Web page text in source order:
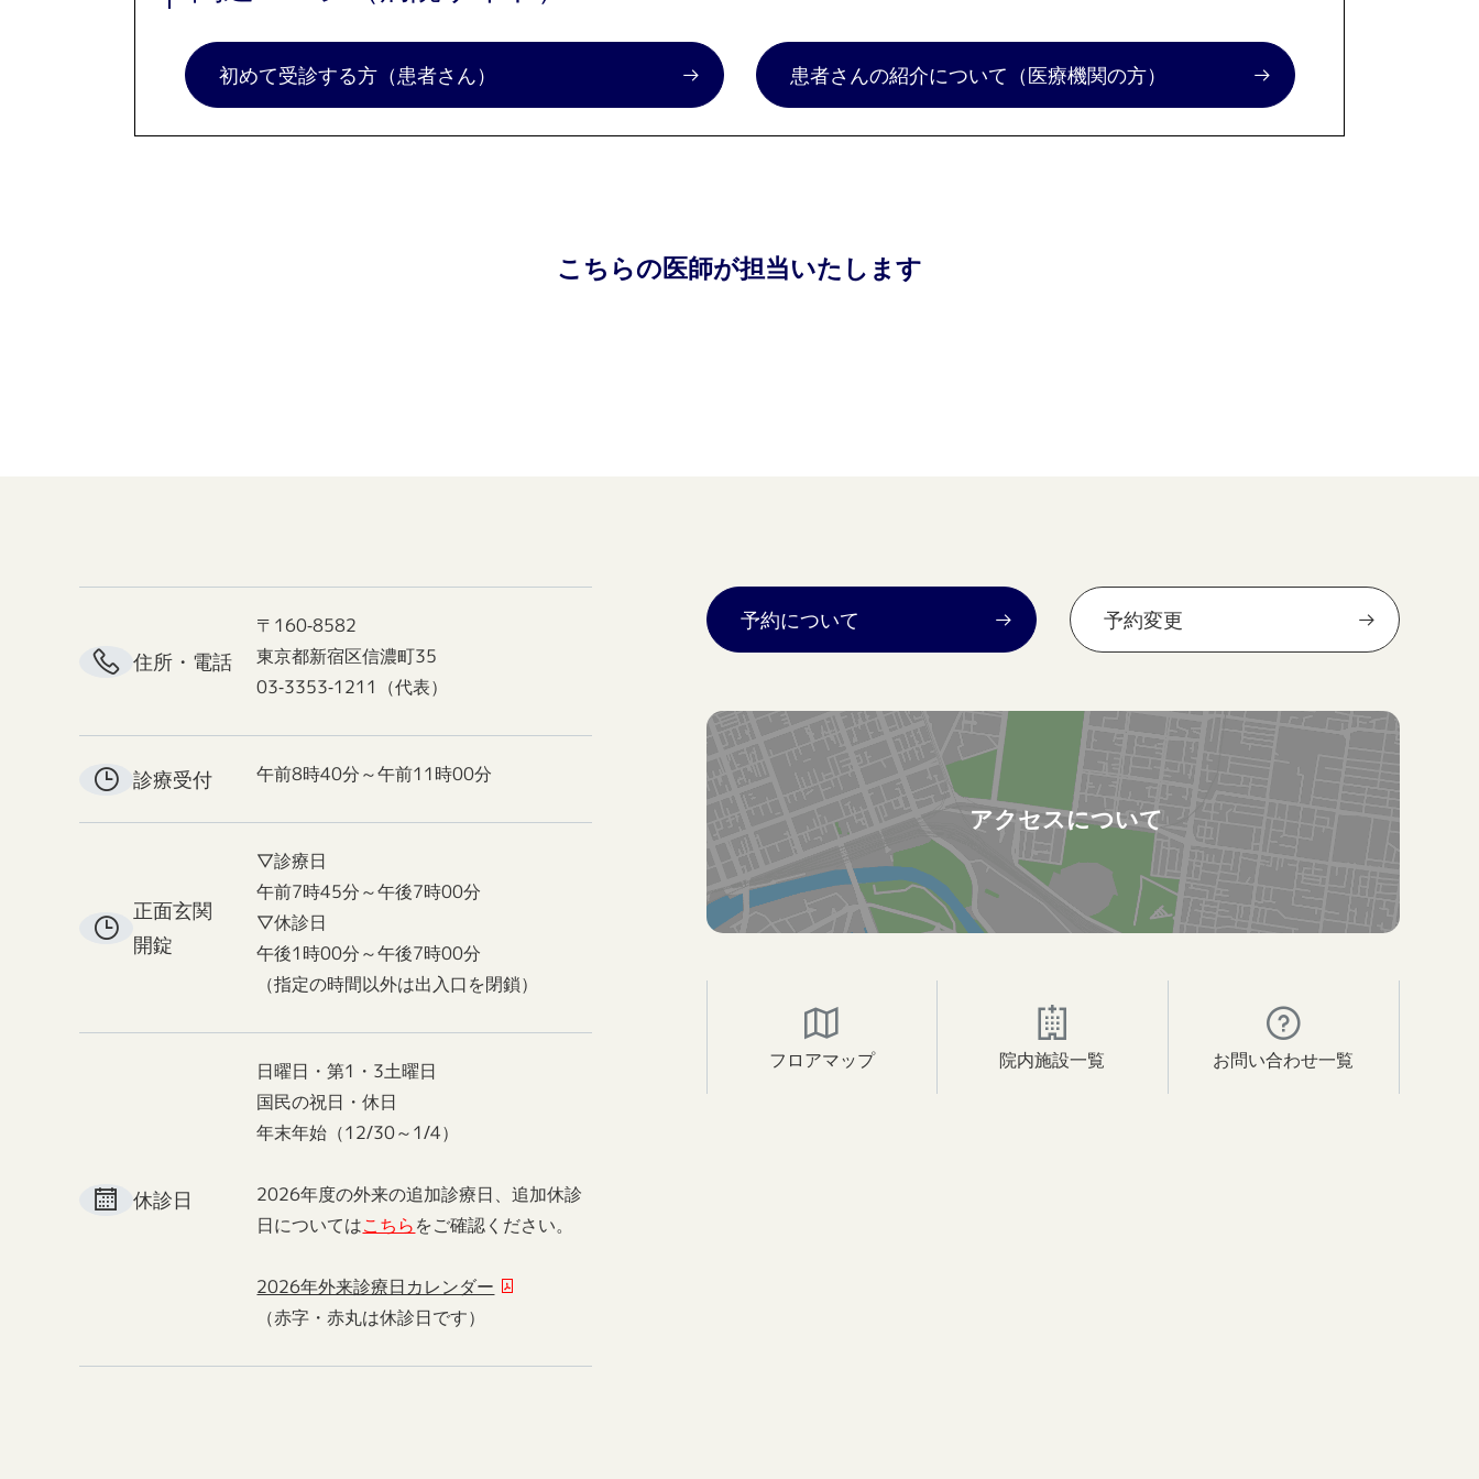
初めて受診する方（患者さん） 患者さんの紹介について （医療機関の方）
こちらの医師が担当いたします
住所・電話
〒160-8582
東京都新宿区信濃町35
03-3353-1211（代表）
診療受付 午前8時40分～午前11時00分
正面玄関
開錠
▽診療日
午前7時45分～午後7時00分
▽休診日
午後1時00分～午後7時00分
（指定の時間以外は出入口を閉鎖）
休診日
日曜日・第1・3土曜日
国民の祝日・休日
年末年始（12/30～1/4）
2026年度の外来の追加診療日、追加休診
日についてはこちらをご確認ください。
2026年外来診療日カレンダー
（赤字・赤丸は休診日です）
予約について 予約変更
アクセスについて
フロアマップ 院内施設一覧 お問い合わせ一覧